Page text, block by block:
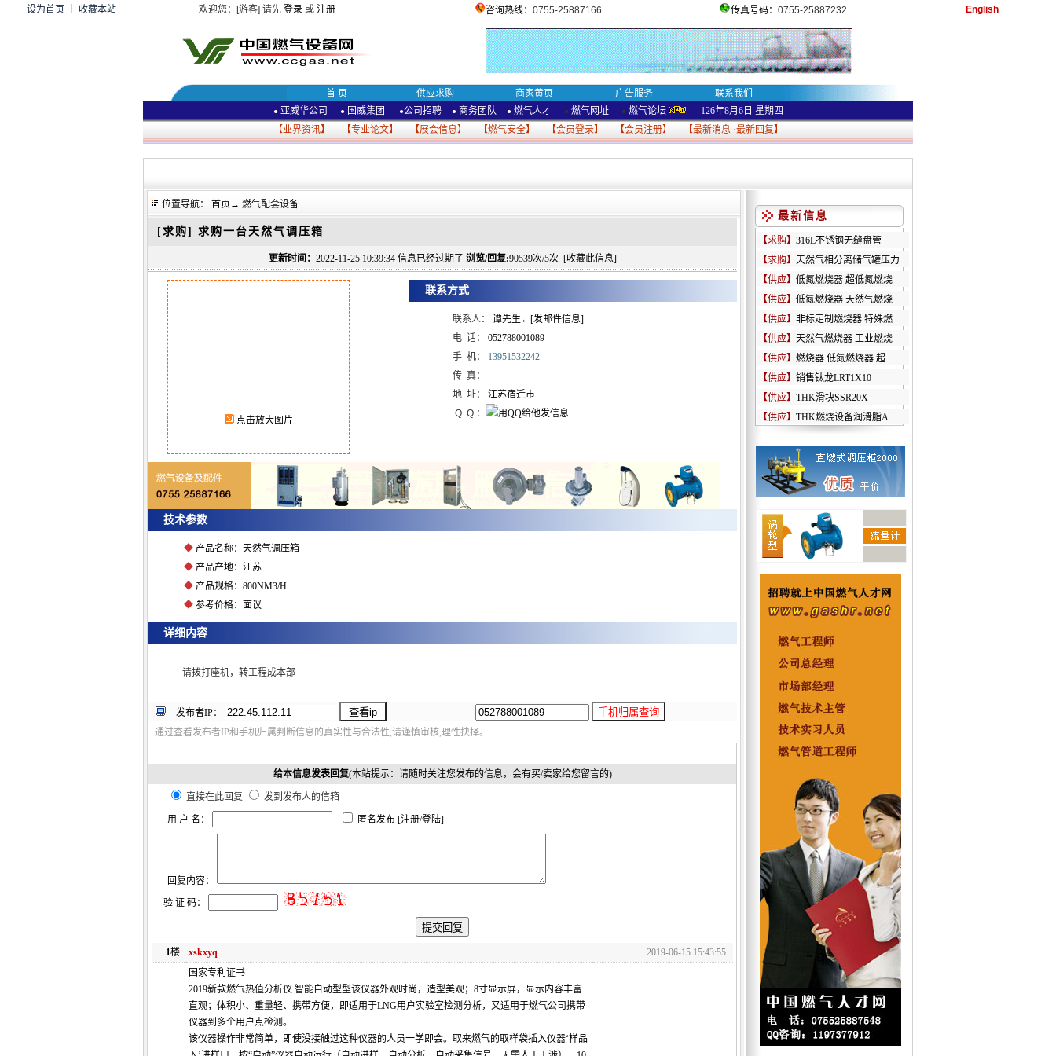
设为首页 收藏本站 欢迎您：[游客] 请先 登录 或 注册 咨询热线： 0755-25887166 传真号码： 0755-25887232 English
首 页 供应求购 商家黄页 广告服务 联系我们
● 亚威华公司 ● 国威集团 ●公司招聘 ● 商务团队 ● 燃气人才 ● 燃气网址 ● 燃气论坛 126年8月6日 星期四
【业界资讯】 【专业论文】 【展会信息】 【燃气安全】 【会员登录】 【会员注册】 【最新消息·最新回复】
位置导航： 首页 → 燃气配套设备
[求购] 求购一台天然气调压箱
更新时间： 2022-11-25 10:39:34 信息已经过期了 浏览/回复:90539次/5次 [收藏此信息]
点击放大图片
联系方式
联系人：
谭先生←[发邮件信息]
电 话：
052788001089
手 机：
13951532242
传 真：
地 址：
江苏宿迁市
Q Q ：
技术参数
◆ 产品名称：天然气调压箱
◆ 产品产地：江苏
◆ 产品规格：800NM3/H
◆ 参考价格：面议
详细内容
请拨打座机，转工程成本部
发布者IP：
通过查看发布者IP和手机归属判断信息的真实性与合法性,请谨慎审核,理性抉择。
给本信息发表回复(本站提示：请随时关注您发布的信息，会有买/卖家给您留言的)
直接在此回复 发到发布人的信箱
用 户 名： 匿名发布 [注册/登陆]
回复内容：
验 证 码：
1楼 xskxyq
2019-06-15 15:43:55
国家专利证书
2019新款燃气热值分析仪 智能自动型型该仪器外观时尚，造型美观；8寸显示屏，显示内容丰富
直观；体积小、重量轻、携带方便，即适用于LNG用户实验室检测分析，又适用于燃气公司携带
仪器到多个用户点检测。
该仪器操作非常简单，即使没接触过这种仪器的人员一学即会。取来燃气的取样袋插入仪器‘样品
最新信息
【求购】 316L不锈钢无缝盘管
【求购】 天然气相分离储气罐压力
【供应】 低氮燃烧器 超低氮燃烧
【供应】 低氮燃烧器 天然气燃烧
【供应】 非标定制燃烧器 特殊燃
【供应】 天然气燃烧器 工业燃烧
【供应】 燃烧器 低氮燃烧器 超
【供应】 销售钛龙LRT1X10
【供应】 THK滑块SSR20X
【供应】 THK燃烧设备润滑脂A